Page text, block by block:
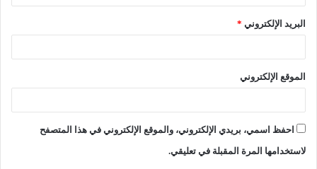
البريد الإلكتروني *
الموقع الإلكتروني
احفظ اسمي، بريدي الإلكتروني، والموقع الإلكتروني في هذا المتصفح
لاستخدامها المرة المقبلة في تعليقي.